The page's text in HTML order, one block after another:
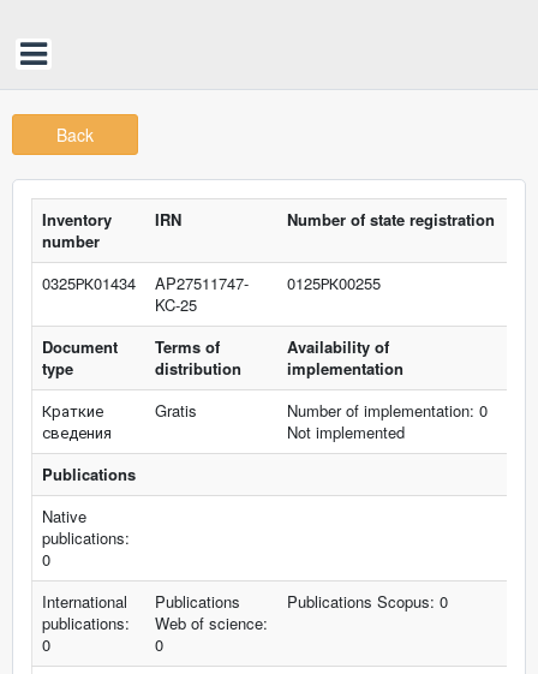
Back
Inventory
number
IRN Number of state registration
0325РК01434
AP27511747-
KC-25
0125РК00255
Document
type
Terms of
distribution
Availability of
implementation
Краткие
сведения
Gratis
Number of implementation: 0
Not implemented
Publications
Native
publications:
0
International
publications:
0
Publications
Web of science:
0
Publications Scopus: 0